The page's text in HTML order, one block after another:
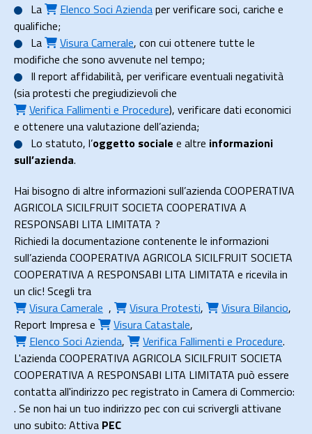
La
Elenco Soci Aziendaper verificare soci, cariche e
qualifiche;
La
Visura Camerale, con cui ottenere tutte le
modifiche che sono avvenute nel tempo;
Il report affidabilità, per verificare eventuali negatività
(sia protesti che pregiudizievoli che
Verifica Fallimenti e Procedure), verificare dati economici
e ottenere una valutazione dell’azienda;
Lo statuto, l’oggetto sociale e altre informazioni
sull’azienda.
Hai bisogno di altre informazioni sull’azienda COOPERATIVA
AGRICOLA SICILFRUIT SOCIETA COOPERATIVA A
RESPONSABI LITA LIMITATA ?
Richiedi la documentazione contenente le informazioni
sull’azienda COOPERATIVA AGRICOLA SICILFRUIT SOCIETA
COOPERATIVA A RESPONSABI LITA LIMITATA e ricevila in
un clic! Scegli tra
Visura Camerale , Visura Protesti, Visura Bilancio,
Report Impresae Visura Catastale,
Elenco Soci Azienda, Verifica Fallimenti e Procedure.
L'azienda COOPERATIVA AGRICOLA SICILFRUIT SOCIETA
COOPERATIVA A RESPONSABI LITA LIMITATA può essere
contatta all'indirizzo pec registrato in Camera di Commercio:
. Se non hai un tuo indirizzo pec con cui scrivergli attivane
uno subito: Attiva PEC